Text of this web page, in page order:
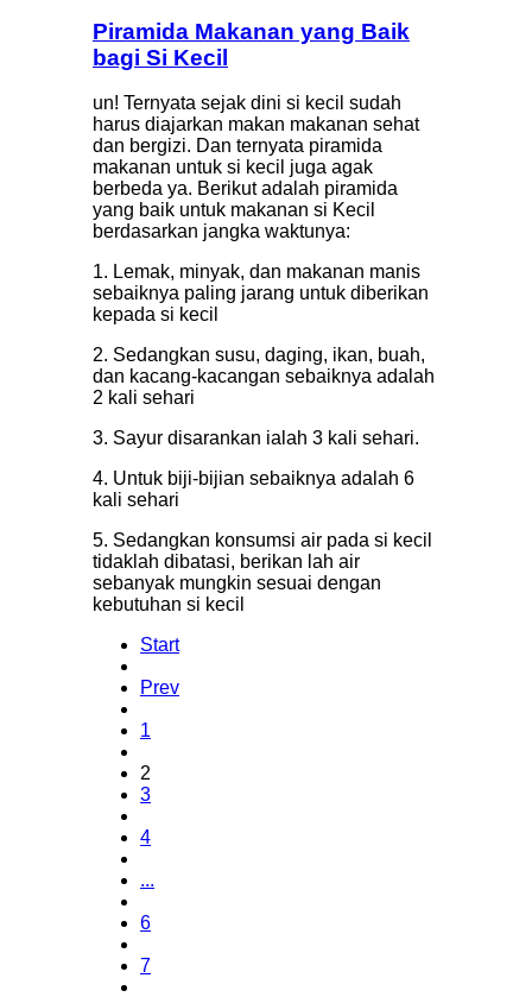
Piramida Makanan yang Baik
bagi Si Kecil
un! Ternyata sejak dini si kecil sudah
harus diajarkan makan makanan sehat
dan bergizi. Dan ternyata piramida
makanan untuk si kecil juga agak
berbeda ya. Berikut adalah piramida
yang baik untuk makanan si Kecil
berdasarkan jangka waktunya:
1. Lemak, minyak, dan makanan manis
sebaiknya paling jarang untuk diberikan
kepada si kecil
2. Sedangkan susu, daging, ikan, buah,
dan kacang-kacangan sebaiknya adalah
2 kali sehari
3. Sayur disarankan ialah 3 kali sehari.
4. Untuk biji-bijian sebaiknya adalah 6
kali sehari
5. Sedangkan konsumsi air pada si kecil
tidaklah dibatasi, berikan lah air
sebanyak mungkin sesuai dengan
kebutuhan si kecil
Start
Prev
1
2
3
4
...
6
7